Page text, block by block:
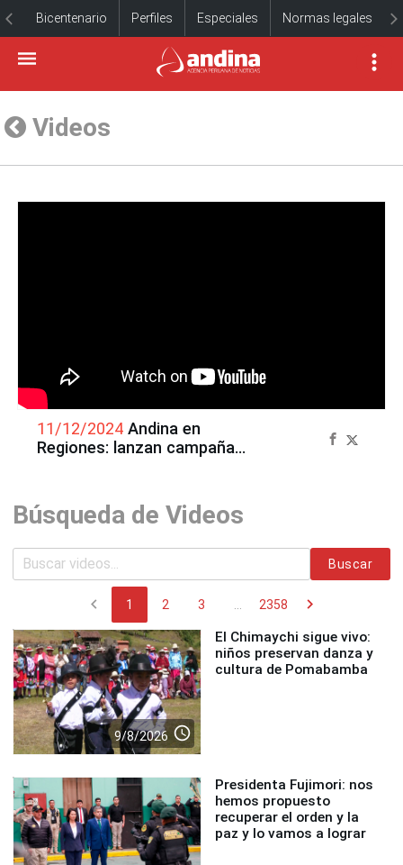
Bicentenario Perfiles Especiales Normas legales
Videos
11/12/2024 Andina en
Regiones: lanzan campaña
Búsqueda de Videos
Buscar
chevron_left 1 2 3 2358 chevron_right
9/8/2026 access_time
El Chimaychi sigue vivo:
niños preservan danza y
cultura de Pomabamba
Presidenta Fujimori: nos
hemos propuesto
recuperar el orden y la
paz y lo vamos a lograr